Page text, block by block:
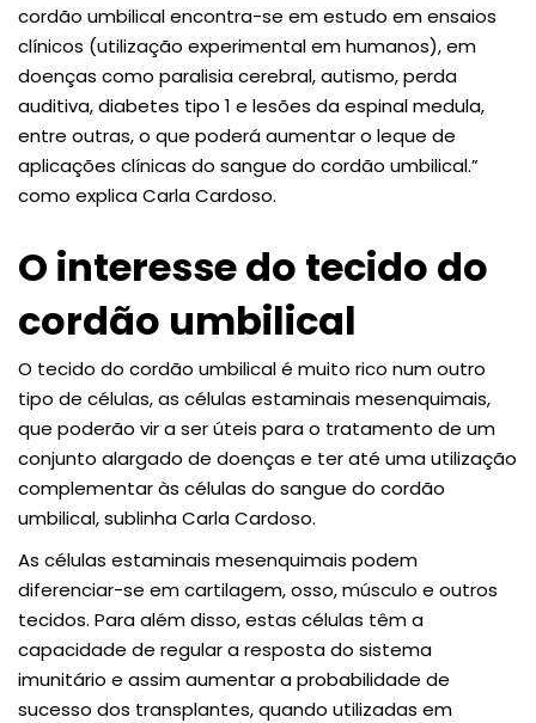
cordão umbilical encontra-se em estudo em ensaios
clínicos (utilização experimental em humanos), em
doenças como paralisia cerebral, autismo, perda
auditiva, diabetes tipo 1 e lesões da espinal medula,
entre outras, o que poderá aumentar o leque de
aplicações clínicas do sangue do cordão umbilical.”
como explica Carla Cardoso.
O interesse do tecido do
cordão umbilical
O tecido do cordão umbilical é muito rico num outro
tipo de células, as células estaminais mesenquimais,
que poderão vir a ser úteis para o tratamento de um
conjunto alargado de doenças e ter até uma utilização
complementar às células do sangue do cordão
umbilical, sublinha Carla Cardoso.
As células estaminais mesenquimais podem
diferenciar-se em cartilagem, osso, músculo e outros
tecidos. Para além disso, estas células têm a
capacidade de regular a resposta do sistema
imunitário e assim aumentar a probabilidade de
sucesso dos transplantes, quando utilizadas em